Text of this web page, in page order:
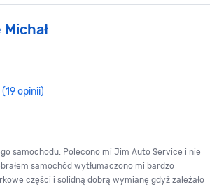
(19 opinii)
samochodu. Polecono mi Jim Auto Service i nie
samochód wytłumaczono mi bardzo
części i solidną dobrą wymianę gdyż zależało